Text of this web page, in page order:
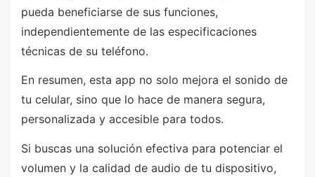
pueda beneficiarse de sus funciones,
independientemente de las especificaciones
técnicas de su teléfono.
En resumen, esta app no solo mejora el sonido de
tu celular, sino que lo hace de manera segura,
personalizada y accesible para todos.
Si buscas una solución efectiva para potenciar el
volumen y la calidad de audio de tu dispositivo,